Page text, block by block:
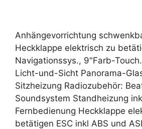
Anhängevorrichtung
Heckklappe elektrisch zu
Navigationssys., 9"Farb-
Licht-und-Sicht Panorama-
Sitzheizung Radiozubehör:
Soundsystem Standheizung
Fernbedienung Heckklappe
betätigen ESC inkl ABS und